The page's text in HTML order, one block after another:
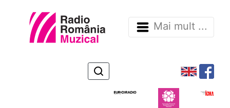
Mai mult ...